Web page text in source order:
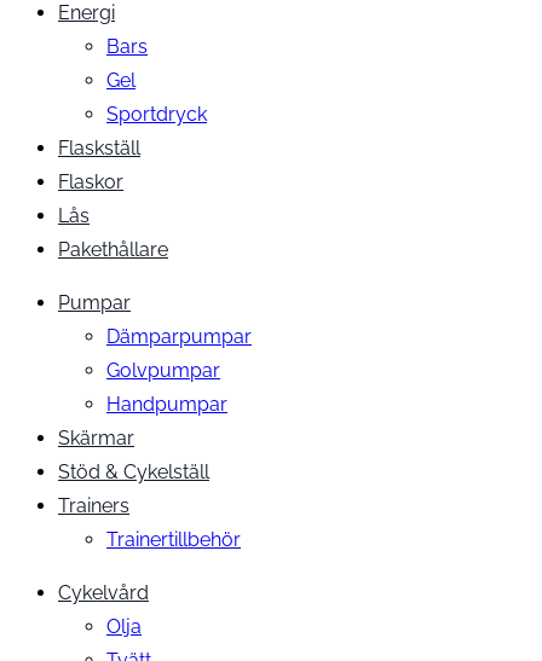
Energi
Bars
Gel
Sportdryck
Flaskställ
Flaskor
Lås
Pakethållare
Pumpar
Dämparpumpar
Golvpumpar
Handpumpar
Skärmar
Stöd & Cykelställ
Trainers
Trainertillbehör
Cykelvård
Olja